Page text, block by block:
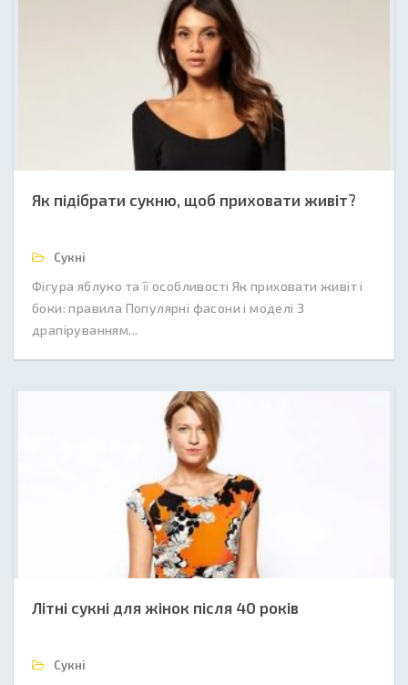
Як підібрати сукню, щоб приховати живіт?
Сукні
Фігура яблуко та її особливості Як приховати живіт і
боки: правила Популярні фасони і моделі З
драпіруванням...
Літні сукні для жінок після 40 років
Сукні